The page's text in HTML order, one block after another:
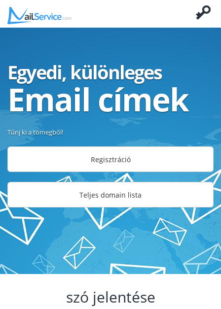
Egyedi, különleges
Email címek
Tűnj ki a tömegből!
Regisztráció
Teljes domain lista
szó jelentése